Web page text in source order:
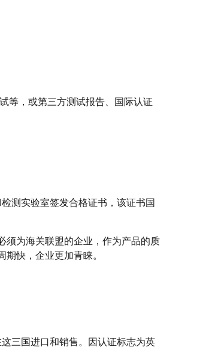
等，或第三方测试报告、国际认证
测实验室签发合格证书，该证书国
须为海关联盟的企业，作为产品的质
快，企业更加青睐。
三国进口和销售。因认证标志为英